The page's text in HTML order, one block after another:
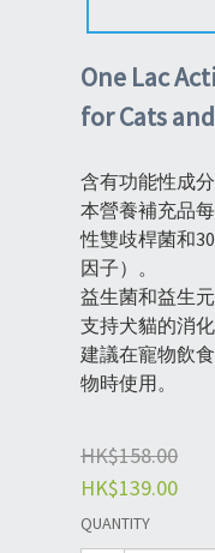
One Lac
for Cats
含有功能性成
本營養補充品
性雙歧桿菌和
因子）。
益生菌和益生元
支持犬貓的消化
建議在寵物飲
物時使用。
HK$158.00
HK$139.00
QUANTITY